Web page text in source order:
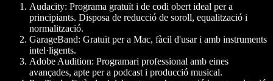
Audacity: Programa gratuït i de codi obert ideal per a
principiants. Disposa de reducció de soroll, equalització i
normalització.
GarageBand: Gratuït per a Mac, fàcil d'usar i amb instruments
intel·ligents.
Adobe Audition: Programari professional amb eines
avançades, apte per a podcast i producció musical.